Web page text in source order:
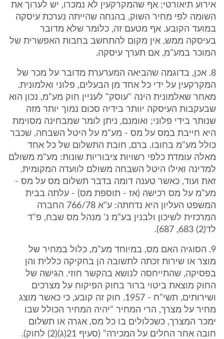
אירוע תיאורטי; אף שהמקרקעין לא נמכרו, יש לערוך את
השומה לפי מחיר השוק, בהנחה שהייתה נערכת עיסקה
במועד הקובע. אף מטעם זה, כלומר שלא מדובר
בעיסקה ממש, אין מקום להתחשב בחבות האפשרית של
המוכר במע"מ, אם תערך עיסקה.
8. אכן, בדוגמה שהביאה המערערת מדובר על מכר של
המקרקעין על ידי כל אחד מן הבעלים, פלוני ואלמונית.
מאחר שאלמונית הינה "עוסק" לעניין חוק מע"מ, נכון הוא
שבעקבות העיסקה יוותר בידיה סכום נמוך יותר מזה
שנותר בידי פלוני; ואומנם, ניתן לומר שמבחינה מסוימת
היא חייבת במס על מס - מע"מ על היטל השבחה, שכבר
כולל מע"מ בחובו. ברם, חובת התשלום של כל אחד
מאלה עומדת כלפי רשויות ציבוריות שונות: מע"מ משולם
למדינה ואילו היטל השבחה משולם לוועדה המקומית.
זאת ועוד, כאשר טענה דומה בדבר תשלום מס על מס -
מע"מ על מס רכישה (אז - תוספת מס) - עלתה בבית
המשפט העליון היא נדחתה: ע"א 766/78 החברה
המרכזית לשיכון ולבנין בע"מ נ' מנהל מס שבח, פ"ד
לד(2) 683, 687).
9. הסוגיה האם מס, במיוחד מע"מ, כלול במחיר של
מוצר או שירות זכתה לתשובה הן בחקיקה כללית והן
בפסיקה, שהתייחסה לנושא בהקשר חוזי. הגישה של
החוק מוצאת ביטוי ברור בחוק הפיקוח על מצרכים
ושירותים, תשי"ח - 1957. חוק זה קובע, כי כאשר מוצג
מחיר על מצרך, הרי המחיר "יהיה המחיר הכולל שבו
ימכר המצרך, כשכלולים בו כל מס, אגרה או תשלום
חובה אחר החלים על המכירה" (סעיף 21(ג)(2) לחוק).